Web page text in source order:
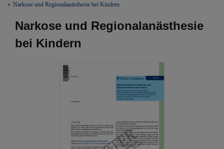
Narkose und Regionalanästhesie bei Kindern
text.skipToContent
text.skipToNavigation
Narkose und Regionalanästhesie
bei Kindern